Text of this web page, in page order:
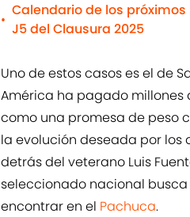
•
Calendario de los
J5 del Clausura 2025
Uno de estos casos es el de
América ha pagado
como una promesa de peso
la evolución deseada por los
detrás del veterano Luis
seleccionado nacional
encontrar en el Pachuca.